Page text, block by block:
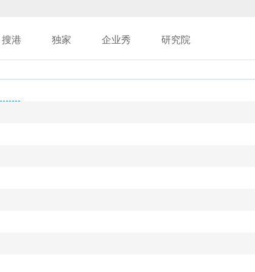
搜港 独家 企业秀 研究院